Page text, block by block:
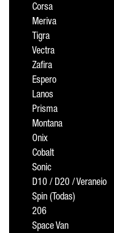
Corsa
Meriva
Tigra
Vectra
Zafira
Espero
Lanos
Prisma
Montana
Onix
Cobalt
Sonic
D10 / D20 / Veraneio
Spin (Todas)
206
Space Van